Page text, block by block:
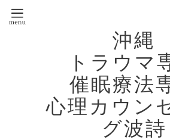
沖縄
トラウマ
催眠療法
心理カウン
グ波詩